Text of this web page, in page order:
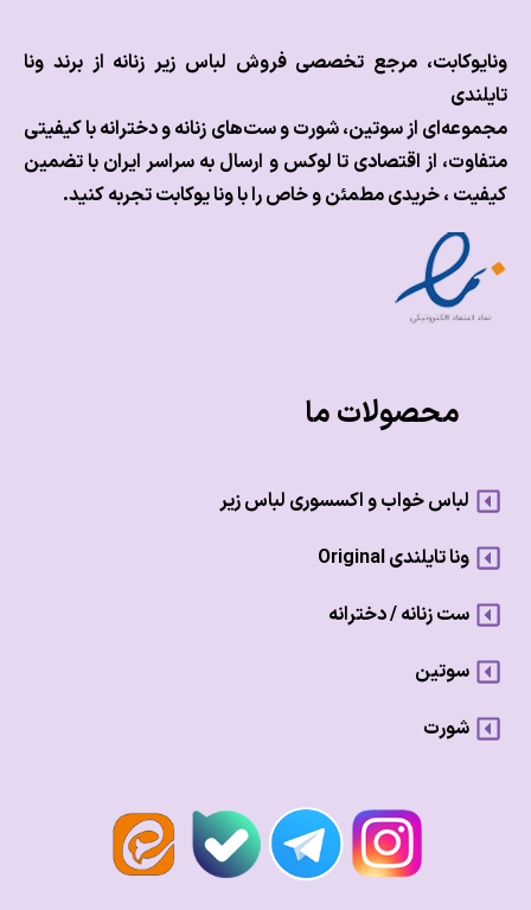
مرجع تخصصی فروش لباس زیر زنانه از برند ونا
از سوتین، شورت و ست‌های زنانه و دخترانه با کیفیتی
از اقتصادی تا لوکس وارسال به سراسر ایران با تضمین
، خریدی مطمئن و خاص را با ونا یوکابت تجربه کنید.
محصولات ما
لباس خواب و اکسسوری لباس زیر
ونا تایلندی Original
ست زنانه / دخترانه
سوتین
شورت